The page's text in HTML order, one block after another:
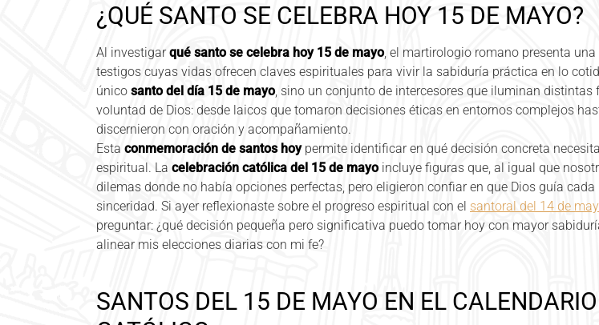
¿QUÉ SANTO SE CELEBRA HOY 15 DE MAYO?
Al investigarqué santo se celebra hoy 15 de mayo, el martirologio romano presenta
testigos cuyas vidas ofrecen claves espirituales para vivir la sabiduría práctica en lo
único santo del día 15 de mayo, sino un conjunto de intercesores que iluminan distintas
voluntad de Dios: desde laicos que tomaron decisiones éticas en entornos complejos
discernieron con oración y acompañamiento.
Esta conmemoración de santos hoypermite identificar en qué decisión concreta
espiritual. La celebración católica del 15 de mayoincluye figuras que, al igual que
dilemas donde no había opciones perfectas, pero eligieron confiar en que Dios guía
sinceridad. Si ayer reflexionaste sobre el progreso espiritual con el santoral del 14 de
preguntar: ¿qué decisión pequeña pero significativa puedo tomar hoy con mayor
alinear mis elecciones diarias con mi fe?
SANTOS DEL 15 DE MAYO EN EL CALENDARIO